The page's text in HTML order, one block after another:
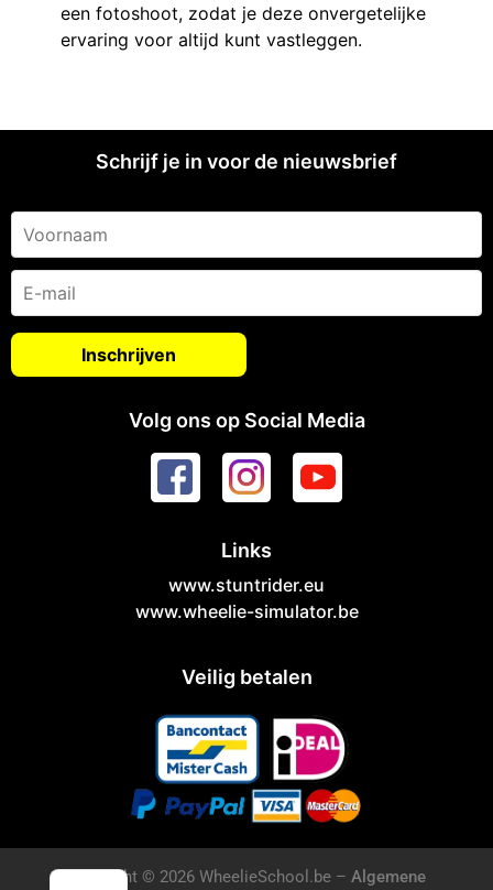
een fotoshoot, zodat je deze onvergetelijke
ervaring voor altijd kunt vastleggen.
Schrijf je in voor de nieuwsbrief
Volg ons op Social Media
Links
www.stuntrider.eu
www.wheelie-simulator.be
Veilig betalen
Copyright © 2026 WheelieSchool.be – Algemene